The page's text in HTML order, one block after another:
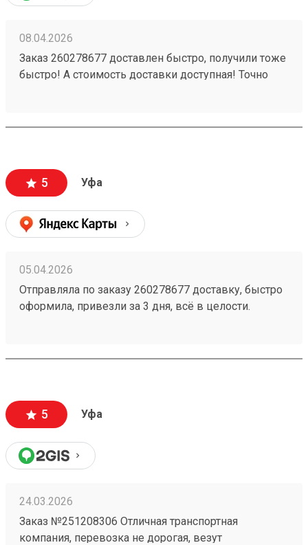
08.04.2026
Заказ 260278677 доставлен быстро, получили тоже
быстро! А стоимость доставки доступная! Точно
5 Уфа
05.04.2026
Отправляла по заказу 260278677 доставку, быстро
оформила, привезли за 3 дня, всё в целости.
5 Уфа
24.03.2026
Заказ №251208306 Отличная транспортная
компания, перевозка не дорогая, везут